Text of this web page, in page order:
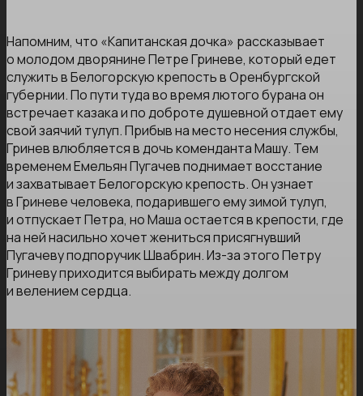
Напомним, что «Капитанская дочка» рассказывает
о молодом дворянине Петре Гриневе, который едет
служить в Белогорскую крепость в Оренбургской
губернии. По пути туда во время лютого бурана он
встречает казака и по доброте душевной отдает ему
свой заячий тулуп. Прибыв на место несения службы,
Гринев влюбляется в дочь коменданта Машу. Тем
временем Емельян Пугачев поднимает восстание
и захватывает Белогорскую крепость. Он узнает
в Гриневе человека, подарившего ему зимой тулуп,
и отпускает Петра, но Маша остается в крепости, где
на ней насильно хочет жениться присягнувший
Пугачеву подпоручик Швабрин. Из-за этого Петру
Гриневу приходится выбирать между долгом
и велением сердца.